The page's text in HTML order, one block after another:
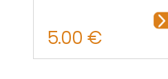
5.00 €